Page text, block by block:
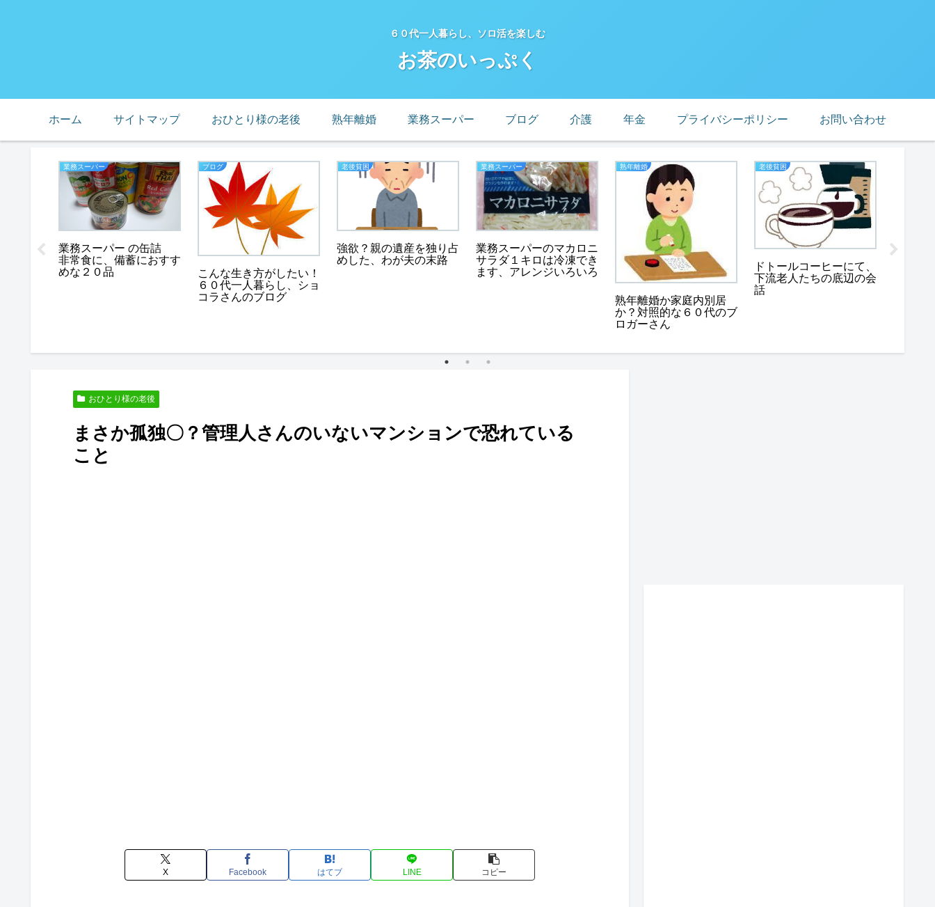
６０代一人暮らし、ソロ活を楽しむ
お茶のいっぷく
ホーム サイトマップ おひとり様の老後 熟年離婚 業務スーパー ブログ 介護 年金 プライバシーポリシー お問い合わせ
業務スーパー
業務スーパー の缶詰
非常食に、備蓄におすす
めな２０品
ブログ
こんな生き方がしたい！
６０代一人暮らし、ショ
コラさんのブログ
老後貧困
強欲？親の遺産を独り占
めした、わが夫の末路
業務スーパー
業務スーパーのマカロニ
サラダ１キロは冷凍でき
ます、アレンジいろいろ
熟年離婚
熟年離婚か家庭内別居
か？対照的な６０代のブ
ロガーさん
老後貧困
ドトールコーヒーにて、
下流老人たちの底辺の会
話
業務ス
おひとり様の老後
まさか孤独〇？管理人さんのいないマンションで恐れている
こと
X Facebook はてブ LINE コピー